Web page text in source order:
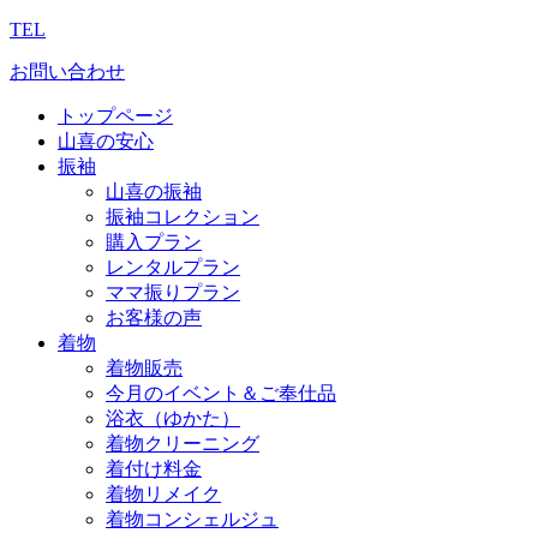
TEL
お問い合わせ
トップページ
山喜の安心
振袖
山喜の振袖
振袖コレクション
購入プラン
レンタルプラン
ママ振りプラン
お客様の声
着物
着物販売
今月のイベント＆ご奉仕品
浴衣（ゆかた）
着物クリーニング
着付け料金
着物リメイク
着物コンシェルジュ